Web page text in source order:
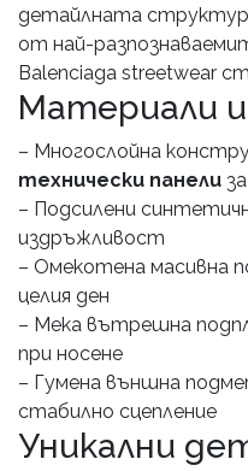
детайлната
от най-
Balenciaga streetwear
Материали
– Многослойна
технически панели
– Подсилени
издръжливост
– Омекотена масивна
целия ден
– Мека вътрешна
при носене
– Гумена външна
стабилно сцепление
Уникални